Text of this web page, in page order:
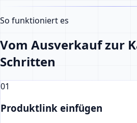
So funktioniert es
Vom Ausverkauf zur
Schritten
01
Produktlink einfügen